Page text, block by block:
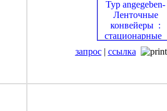
запрос| ссылка